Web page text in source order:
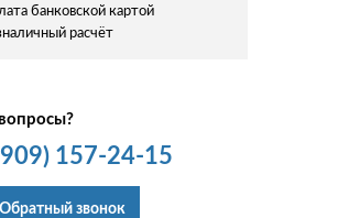
банковской картой
расчёт
157-24-15
Обратный звонок